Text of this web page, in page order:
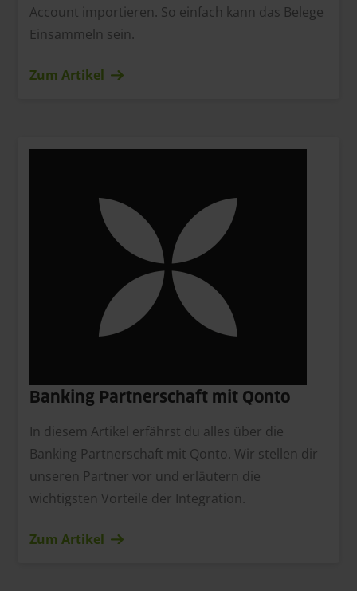
Account importieren. So einfach kann das Belege
Einsammeln sein.
Zum Artikel
Banking Partnerschaft mit Qonto
In diesem Artikel erfährst du alles über die
Banking Partnerschaft mit Qonto. Wir stellen dir
unseren Partner vor und erläutern die
wichtigsten Vorteile der Integration.
Zum Artikel